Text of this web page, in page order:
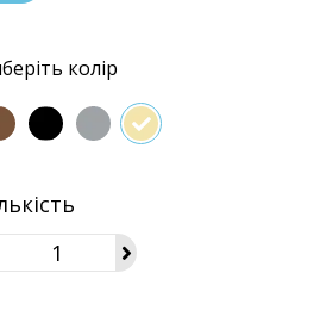
колір